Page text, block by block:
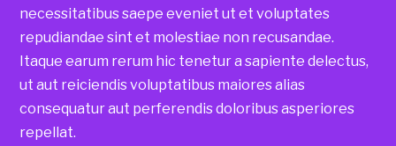
necessitatibus saepe eveniet ut et voluptates
repudiandae sint et molestiae non recusandae.
Itaque earum rerum hic tenetur a sapiente delectus,
ut aut reiciendis voluptatibus maiores alias
consequatur aut perferendis doloribus asperiores
repellat.